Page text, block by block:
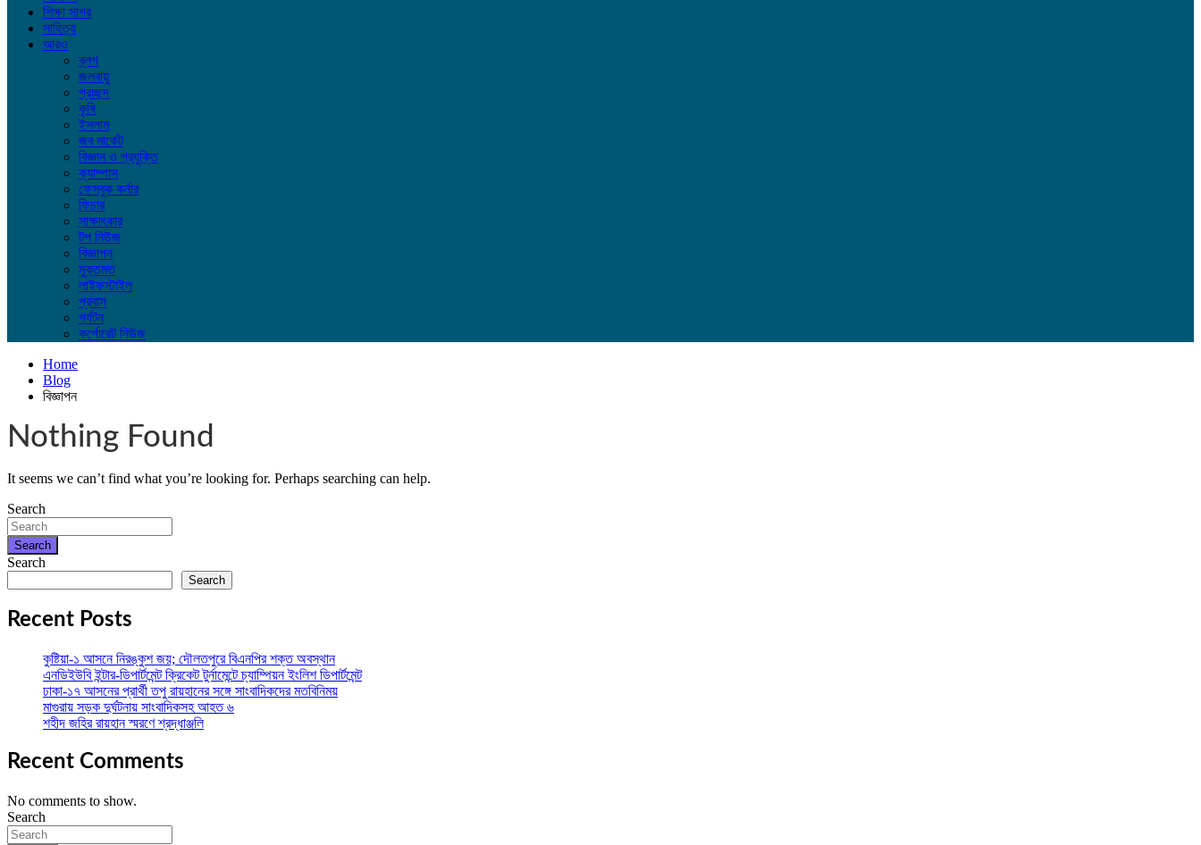
শিক্ষা সাগর
সাহিত্য
আরও
ব্লগ
জলবায়ু
প্রচ্ছদ
কৃষি
ইসলাম
জব মার্কেট
বিজ্ঞান ও প্রযুক্তি
ক্যাম্পাস
ফেসবুক কর্নার
ফিচার
সাক্ষাৎকার
টপ নিউজ
বিজ্ঞাপন
মুক্তমত
লাইফস্টাইল
প্রবাস
পর্যটন
কর্পোরেট নিউজ
Home
Blog
বিজ্ঞাপন
Nothing Found
It seems we can’t find what you’re looking for. Perhaps searching can help.
Search
Search
Search
Search
Recent Posts
কুষ্টিয়া-১ আসনে নিরঙ্কুশ জয়; দৌলতপুরে বিএনপির শক্ত অবস্থান
এনডিইউবি ইন্টার-ডিপার্টমেন্ট ক্রিকেট টুর্নামেন্টে চ্যাম্পিয়ন ইংলিশ ডিপার্টমেন্ট
ঢাকা-১৭ আসনের প্রার্থী তপু রায়হানের সঙ্গে সাংবাদিকদের মতবিনিময়
মাগুরায় সড়ক দুর্ঘটনায় সাংবাদিকসহ আহত ৬
শহীদ জহির রায়হান স্মরণে শ্রদ্ধাঞ্জলি
Recent Comments
No comments to show.
Search